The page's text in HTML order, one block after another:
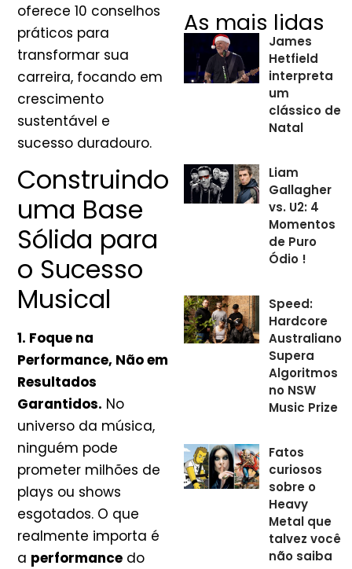
oferece 10 conselhos
práticos para
transformar sua
carreira, focando em
crescimento
sustentável e
sucesso duradouro.
Construindo
uma Base
Sólida para
o Sucesso
Musical
1. Foque na
Performance, Não em
Resultados
Garantidos. No
universo da música,
ninguém pode
prometer milhões de
plays ou shows
esgotados. O que
realmente importa é
a performance do
As mais lidas
James
Hetfield
interpreta
um
clássico de
Natal
Liam
Gallagher
vs. U2: 4
Momentos
de Puro
Ódio !
Speed:
Hardcore
Australiano
Supera
Algoritmos
no NSW
Music Prize
Fatos
curiosos
sobre o
Heavy
Metal que
talvez você
não saiba